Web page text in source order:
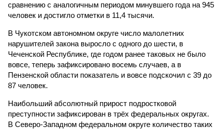
сравнению с аналогичным периодом минувшего года на 945
человек и достигло отметки в 11,4 тысячи.
В Чукотском автономном округе число малолетних
нарушителей закона выросло с одного до шести, в
Чеченской Республике, где годом ранее таковых не было
вовсе, теперь зафиксировано восемь случаев, а в
Пензенской области показатель и вовсе подскочил с 39 до
87 человек.
Наибольший абсолютный прирост подростковой
преступности зафиксирован в трёх федеральных округах.
В Северо-Западном федеральном округе количество таких